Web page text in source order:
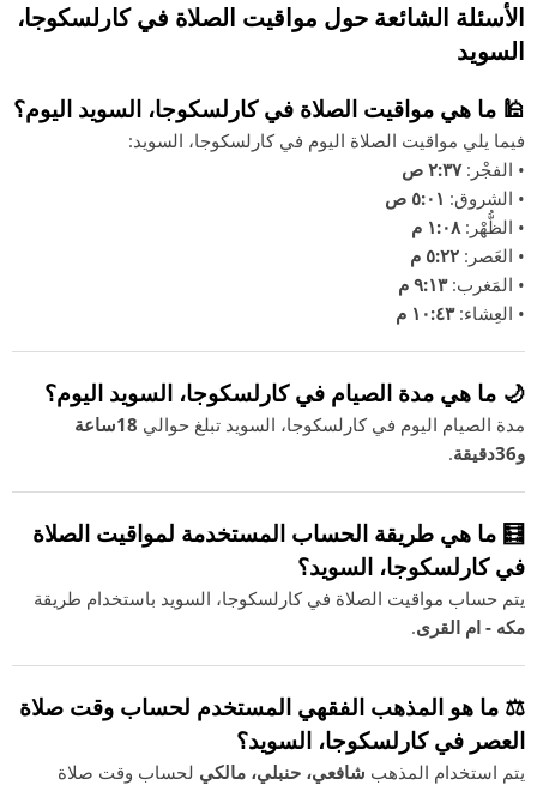
الأسئلة الشائعة حول مواقيت الصلاة في كارلسكوجا،
السويد
🕌 ما هي مواقيت الصلاة في كارلسكوجا، السويد اليوم؟
فيما يلي مواقيت الصلاة اليوم في كارلسكوجا، السويد:
• الفجْر:٢:٣٧ ص
• الشروق: ٥:٠١ ص
• الظُّهْر:١:٠٨ م
• العَصر: ٥:٢٢ م
• المَغرب:٩:١٣ م
• العِشاء:١٠:٤٣ م
🌙 ما هي مدة الصيام في كارلسكوجا، السويد اليوم؟
مدة الصيام اليوم في كارلسكوجا، السويد تبلغ حوالي
18ساعة
و36دقيقة
.
🧮 ما هي طريقة الحساب المستخدمة لمواقيت الصلاة
في كارلسكوجا، السويد؟
يتم حساب مواقيت الصلاة في كارلسكوجا، السويد باستخدام طريقة
مكه - ام القرى.
⚖️ ما هو المذهب الفقهي المستخدم لحساب وقت صلاة
العصر في كارلسكوجا، السويد؟
يتم استخدام المذهب شافعي، حنبلي، مالكي لحساب وقت صلاة